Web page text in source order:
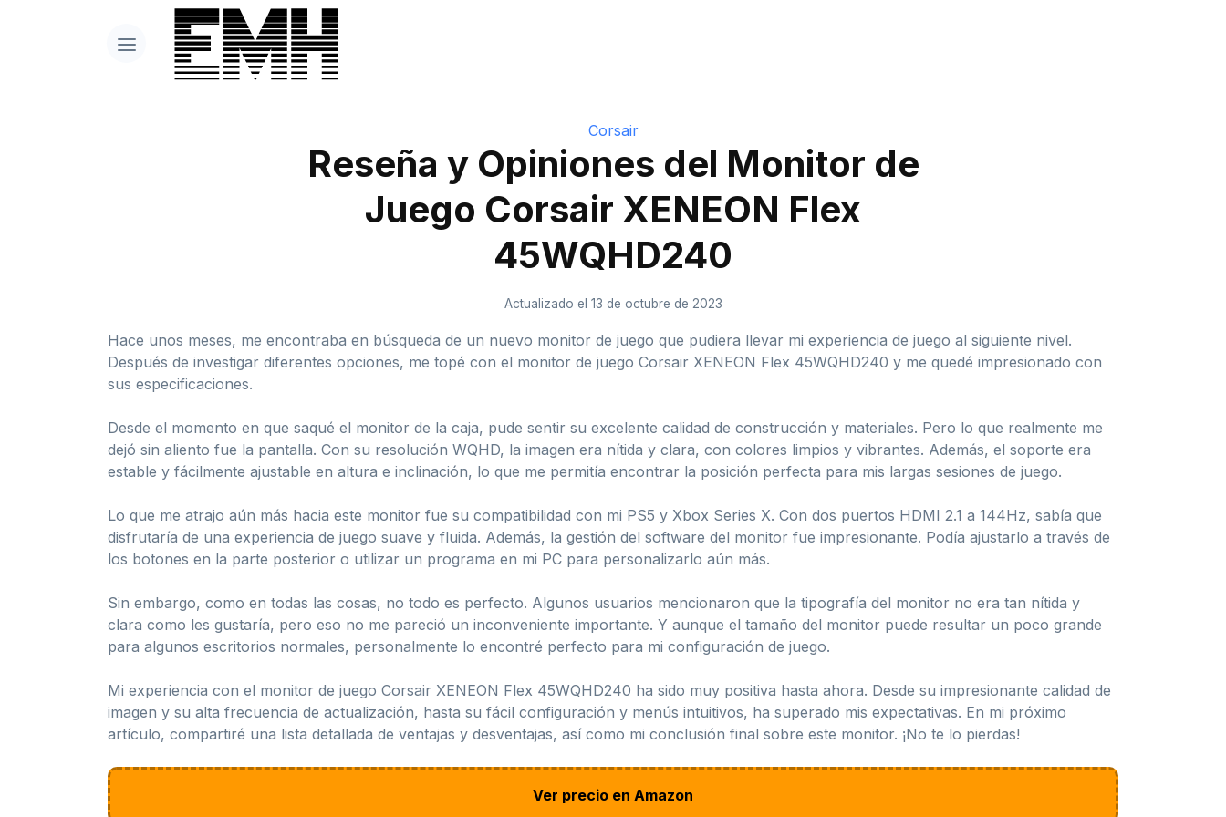
Corsair
Reseña y Opiniones del Monitor de
Juego Corsair XENEON Flex
45WQHD240
Actualizado el 13 de octubre de 2023
Hace unos meses, me encontraba en búsqueda de un nuevo monitor de juego que pudiera llevar mi experiencia de juego al siguiente nivel.
Después de investigar diferentes opciones, me topé con el monitor de juego Corsair XENEON Flex 45WQHD240 y me quedé impresionado con
sus especificaciones.
Desde el momento en que saqué el monitor de la caja, pude sentir su excelente calidad de construcción y materiales. Pero lo que realmente me
dejó sin aliento fue la pantalla. Con su resolución WQHD, la imagen era nítida y clara, con colores limpios y vibrantes. Además, el soporte era
estable y fácilmente ajustable en altura e inclinación, lo que me permitía encontrar la posición perfecta para mis largas sesiones de juego.
Lo que me atrajo aún más hacia este monitor fue su compatibilidad con mi PS5 y Xbox Series X. Con dos puertos HDMI 2.1 a 144Hz, sabía que
disfrutaría de una experiencia de juego suave y fluida. Además, la gestión del software del monitor fue impresionante. Podía ajustarlo a través de
los botones en la parte posterior o utilizar un programa en mi PC para personalizarlo aún más.
Sin embargo, como en todas las cosas, no todo es perfecto. Algunos usuarios mencionaron que la tipografía del monitor no era tan nítida y
clara como les gustaría, pero eso no me pareció un inconveniente importante. Y aunque el tamaño del monitor puede resultar un poco grande
para algunos escritorios normales, personalmente lo encontré perfecto para mi configuración de juego.
Mi experiencia con el monitor de juego Corsair XENEON Flex 45WQHD240 ha sido muy positiva hasta ahora. Desde su impresionante calidad de
imagen y su alta frecuencia de actualización, hasta su fácil configuración y menús intuitivos, ha superado mis expectativas. En mi próximo
artículo, compartiré una lista detallada de ventajas y desventajas, así como mi conclusión final sobre este monitor. ¡No te lo pierdas!
Ver precio en Amazon